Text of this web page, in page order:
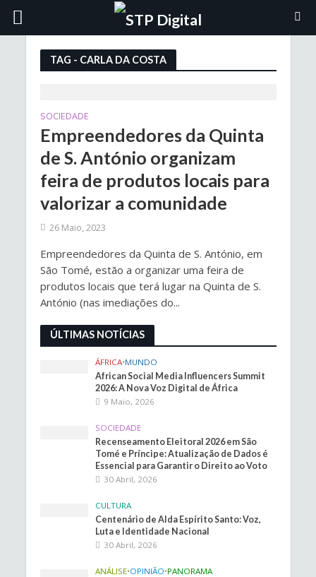
TAG - CARLA DA COSTA
SOCIEDADE
Empreendedores da Quinta
de S. António organizam
feira de produtos locais para
valorizar a comunidade
26 Maio, 2023
Empreendedores da Quinta de S. António, em
São Tomé, estão a organizar uma feira de
produtos locais que terá lugar na Quinta de S.
António (nas imediações do...
ÚLTIMAS NOTÍCIAS
ÁFRICA•MUNDO
African Social Media Influencers Summit
2026: A Nova Voz Digital de África
9 Maio, 2026
SOCIEDADE
Recenseamento Eleitoral 2026 em São
Tomé e Príncipe: Atualização de Dados é
Essencial para Garantir o Direito ao Voto
30 Abril, 2026
CULTURA
Centenário de Alda Espírito Santo: Voz,
Luta e Identidade Nacional
30 Abril, 2026
ANÁLISE•OPINIÃO•PANORAMA